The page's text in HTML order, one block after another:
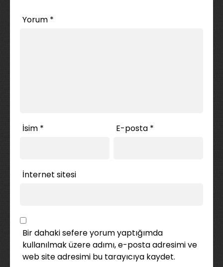
Yorum *
İsim * E-posta *
İnternet sitesi
Bir dahaki sefere yorum yaptığımda
kullanılmak üzere adımı, e-posta adresimi ve
web site adresimi bu tarayıcıya kaydet.